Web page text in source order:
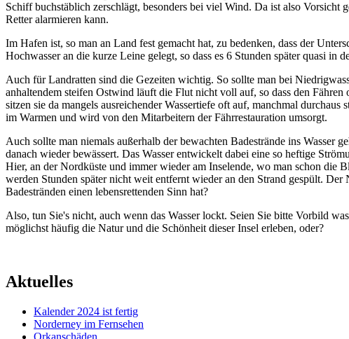
Schiff buchstäblich zerschlägt, besonders bei viel Wind. Da ist also
Retter alarmieren kann.
Im Hafen ist, so man an Land fest gemacht hat, zu bedenken, dass der
Hochwasser an die kurze Leine gelegt, so dass es 6 Stunden später quasi in
Auch für Landratten sind die Gezeiten wichtig. So sollte man bei
anhaltendem steifen Ostwind läuft die Flut nicht voll auf, so dass den
sitzen sie da mangels ausreichender Wassertiefe oft auf, manchmal
im Warmen und wird von den Mitarbeitern der Fährrestauration umsorgt.
Auch sollte man niemals außerhalb der bewachten Badestrände ins Wasser
danach wieder bewässert. Das Wasser entwickelt dabei eine so heftige
Hier, an der Nordküste und immer wieder am Inselende, wo man schon die
werden Stunden später nicht weit entfernt wieder an den Strand gespült.
Badestränden einen lebensrettenden Sinn hat?
Also, tun Sie's nicht, auch wenn das Wasser lockt. Seien Sie bitte Vorbild
möglichst häufig die Natur und die Schönheit dieser Insel erleben, oder?
Aktuelles
Kalender 2024 ist fertig
Norderney im Fernsehen
Orkanschäden